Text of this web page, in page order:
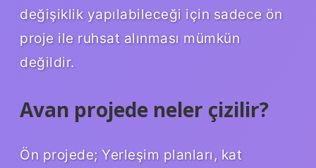
değişiklik yapılabileceği için sadece ön
proje ile ruhsat alınması mümkün
değildir.
Avan projede neler çizilir?
Ön projede; Yerleşim planları, kat